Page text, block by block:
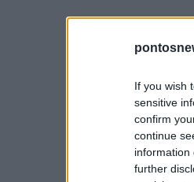
If you wish
sensitive
confirm
continue
information
further